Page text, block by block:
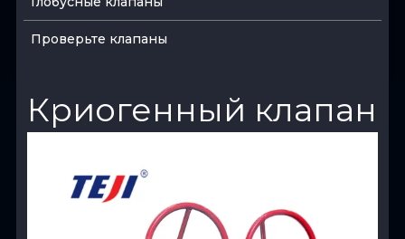
Проверьте клапаны
Криогенный клапан